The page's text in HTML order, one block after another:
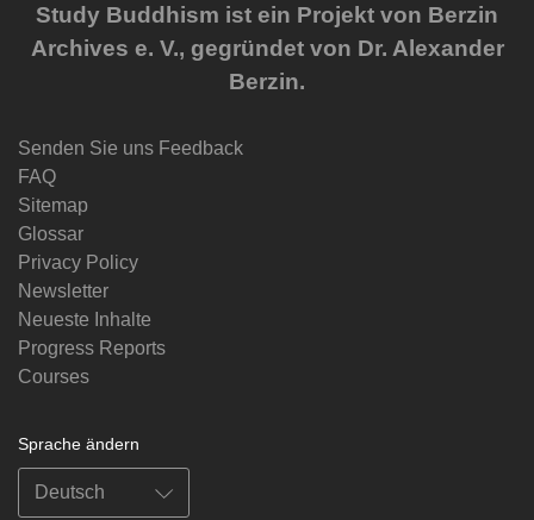
Study Buddhism ist ein Projekt von Berzin
Archives e. V., gegründet von Dr. Alexander
Berzin.
Senden Sie uns Feedback
FAQ
Sitemap
Glossar
Privacy Policy
Newsletter
Neueste Inhalte
Progress Reports
Courses
Sprache ändern